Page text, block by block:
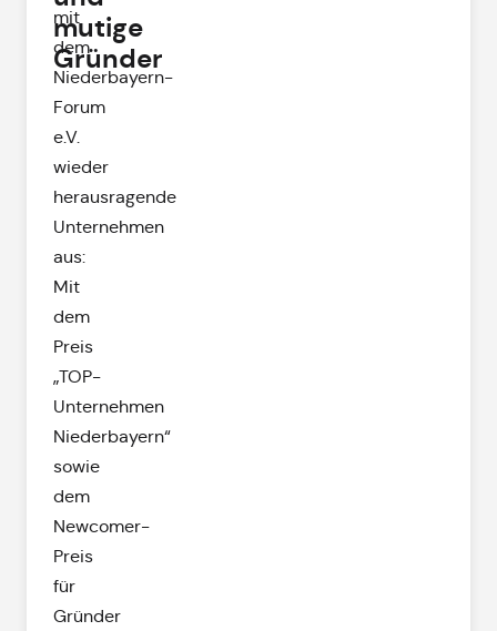
mutige
Gründer
mit
dem
Niederbayern-
Forum
e.V.
wieder
herausragende
Unternehmen
aus:
Mit
dem
Preis
„TOP-
Unternehmen
Niederbayern“
sowie
dem
Newcomer-
Preis
für
Gründer